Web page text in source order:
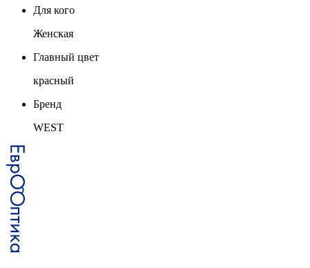
Для кого
Женская
Главный цвет
красный
Бренд
WEST